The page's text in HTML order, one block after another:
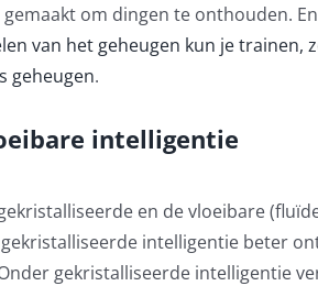
om dingen te onthouden.
van het geheugen kun je trainen,
geheugen.
intelligentie
kristalliseerde en devloeibare
intelligentie beter
gekristalliseerde intelligentie